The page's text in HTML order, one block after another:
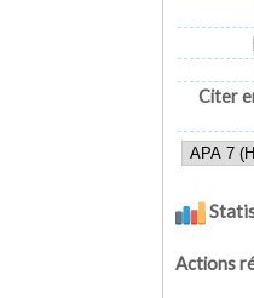
Citer
Actions